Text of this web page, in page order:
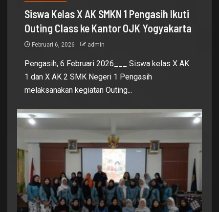
Siswa Kelas X AK SMKN 1 Pengasih Ikuti
Outing Class ke Kantor OJK Yogyakarta
Februari 6, 2026 admin
Pengasih, 6 Februari 2026___ Siswa kelas X AK
1 dan X AK 2 SMK Negeri 1 Pengasih
melaksanakan kegiatan Outing...